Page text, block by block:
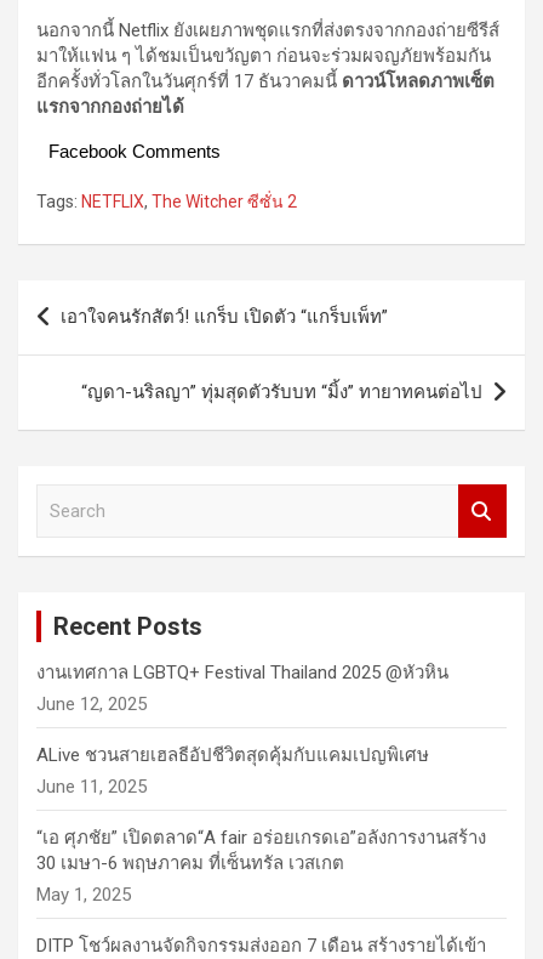
นอกจากนี้ Netflix ยังเผยภาพชุดแรกที่ส่งตรงจากกองถ่ายซีรีส์
มาให้แฟน ๆ ได้ชมเป็นขวัญตา ก่อนจะร่วมผจญภัยพร้อมกัน
อีกครั้งทั่วโลกในวันศุกร์ที่ 17 ธันวาคมนี้ ดาวน์โหลดภาพเซ็ต
แรกจากกองถ่ายได้
Facebook Comments
Tags: NETFLIX, The Witcher ซีซั่น 2
Post
navigation
เอาใจคนรักสัตว์! แกร็บ เปิดตัว “แกร็บเพ็ท”
“ญดา-นริลญา” ทุ่มสุดตัวรับบท “มิ้ง” ทายาทคนต่อไป
Recent Posts
งานเทศกาล LGBTQ+ Festival Thailand 2025 @หัวหิน
June 12, 2025
ALive ชวนสายเฮลธีอัปชีวิตสุดคุ้มกับแคมเปญพิเศษ
June 11, 2025
“เอ ศุภชัย” เปิดตลาด“A fair อร่อยเกรดเอ”อลังการงานสร้าง
30 เมษา-6 พฤษภาคม ที่เซ็นทรัล เวสเกต
May 1, 2025
DITP โชว์ผลงานจัดกิจกรรมส่งออก 7 เดือน สร้างรายได้เข้า